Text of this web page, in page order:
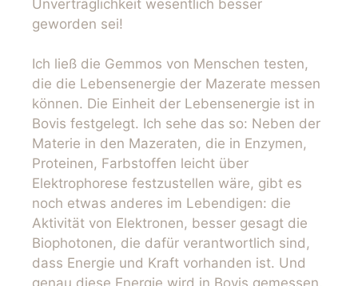
Unverträglichkeit wesentlich besser
geworden sei!
Ich ließ die Gemmos von Menschen testen,
die die Lebensenergie der Mazerate messen
können. Die Einheit der Lebensenergie ist in
Bovis festgelegt. Ich sehe das so: Neben der
Materie in den Mazeraten, die in Enzymen,
Proteinen, Farbstoffen leicht über
Elektrophorese festzustellen wäre, gibt es
noch etwas anderes im Lebendigen: die
Aktivität von Elektronen, besser gesagt die
Biophotonen, die dafür verantwortlich sind,
dass Energie und Kraft vorhanden ist. Und